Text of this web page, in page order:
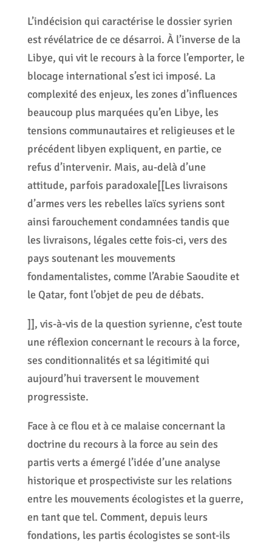
L’indécision qui caractérise le dossier syrien
est révélatrice de ce désarroi. À l’inverse de la
Libye, qui vit le recours à la force l’emporter, le
blocage international s’est ici imposé. La
complexité des enjeux, les zones d’influences
beaucoup plus marquées qu’en Libye, les
tensions communautaires et religieuses et le
précédent libyen expliquent, en partie, ce
refus d’intervenir. Mais, au-delà d’une
attitude, parfois paradoxale[[Les livraisons
d’armes vers les rebelles laïcs syriens sont
ainsi farouchement condamnées tandis que
les livraisons, légales cette fois-ci, vers des
pays soutenant les mouvements
fondamentalistes, comme l’Arabie Saoudite et
le Qatar, font l’objet de peu de débats.
]], vis-à-vis de la question syrienne, c’est toute
une réflexion concernant le recours à la force,
ses conditionnalités et sa légitimité qui
aujourd’hui traversent le mouvement
progressiste.
Face à ce flou et à ce malaise concernant la
doctrine du recours à la force au sein des
partis verts a émergé l’idée d’une analyse
historique et prospectiviste sur les relations
entre les mouvements écologistes et la guerre,
en tant que tel. Comment, depuis leurs
fondations, les partis écologistes se sont-ils